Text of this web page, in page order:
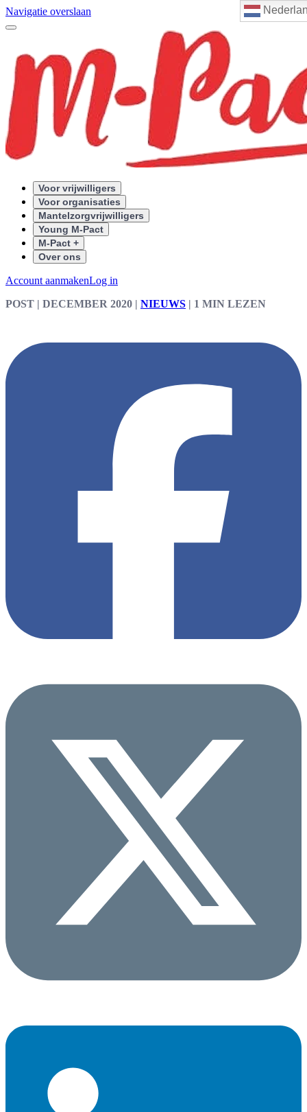
Navigatie overslaan
Voor vrijwilligers
Voor organisaties
Mantelzorgvrijwilligers
Young M-Pact
M-Pact +
Over ons
Account aanmakenLog in
POST | DECEMBER 2020 | NIEUWS | 1 MIN LEZEN